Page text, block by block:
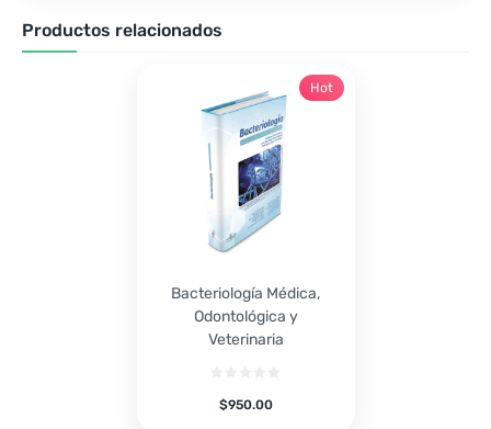
Productos relacionados
Bacteriología Médica,
Odontológica y
Veterinaria
$950.00
Hot